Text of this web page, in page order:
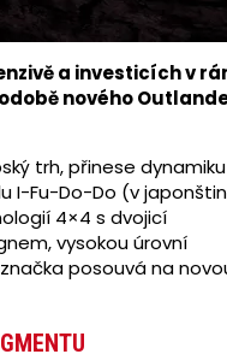
a investicích v
nového
trh, přinese dynamiku
I-Fu-Do-Do (v
4×4 s dvojicí
vysokou úrovní
posouvá na